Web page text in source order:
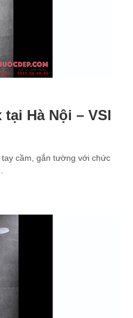
Hà Nội – VSI
cầm, gắn tường với chức